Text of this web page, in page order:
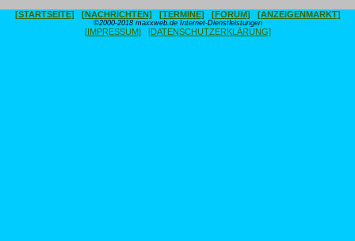
[STARTSEITE] [NACHRICHTEN] [TERMINE] [FORUM] [ANZEIGENMARKT]
©2000-2018 maxxweb.de Internet-Dienstleistungen
[IMPRESSUM] [DATENSCHUTZERKLÄRUNG]